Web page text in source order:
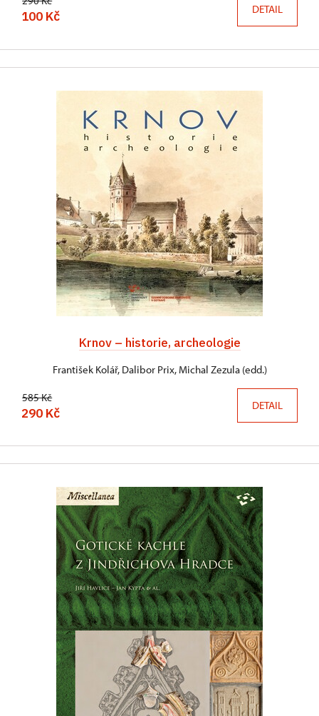
100 Kč DETAIL
Krnov – historie, archeologie
František Kolář, Dalibor Prix, Michal Zezula (edd.)
585 Kč
290 Kč DETAIL